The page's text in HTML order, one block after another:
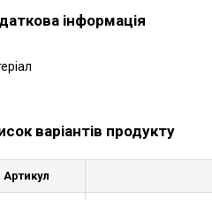
інформація
варіантів продукту
Артикул